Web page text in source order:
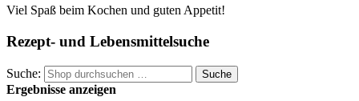
Viel Spaß beim Kochen und guten Appetit!
Rezept- und Lebensmittelsuche
Suche: Suche
Ergebnisse anzeigen